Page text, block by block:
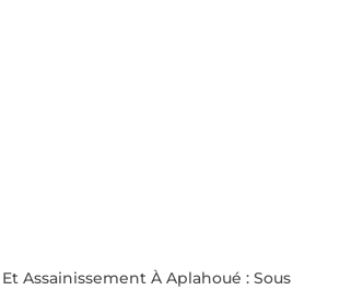
Assainissement À Aplahoué : Sous